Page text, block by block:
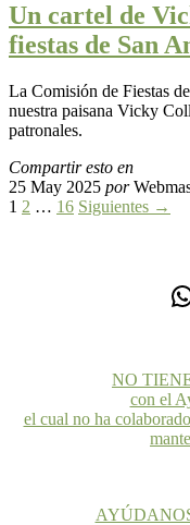
Un cartel de
fiestas de San
La Comisión de Fiestas
nuestra paisana Vicky
patronales.
Compartir esto en
25 May 2025 por
1 2 … 16 Siguientes →
NO
con el
el cual no ha